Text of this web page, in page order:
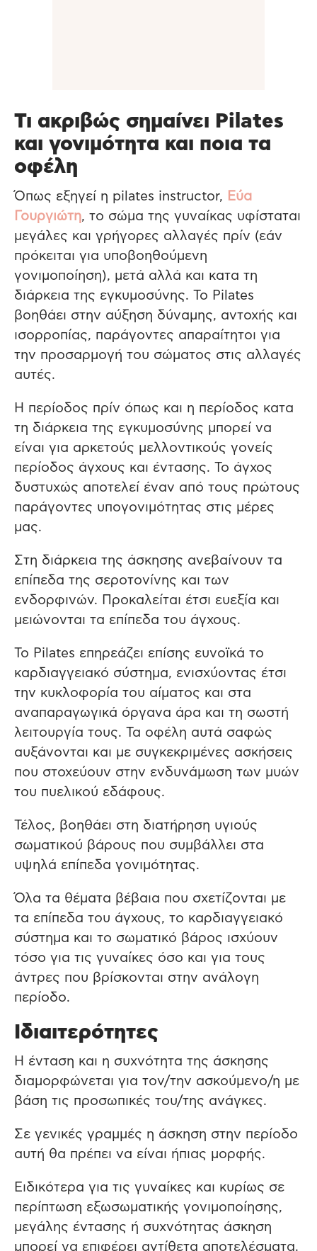
Τι ακριβώς σημαίνει Pilates
και γονιμότητα και ποια τα
οφέλη
Όπως εξηγεί η pilates instructor, Εύα
Γουργιώτη, το σώμα της γυναίκας υφίσταται
μεγάλες και γρήγορες αλλαγές πρίν (εάν
πρόκειται για υποβοηθούμενη
γονιμοποίηση), μετά αλλά και κατα τη
διάρκεια της εγκυμοσύνης. Το Pilates
βοηθάει στην αύξηση δύναμης, αντοχής και
ισορροπίας, παράγοντες απαραίτητοι για
την προσαρμογή του σώματος στις αλλαγές
αυτές.
Η περίοδος πρίν όπως και η περίοδος κατα
τη διάρκεια της εγκυμοσύνης μπορεί να
είναι για αρκετούς μελλοντικούς γονείς
περίοδος άγχους και έντασης. Το άγχος
δυστυχώς αποτελεί έναν από τους πρώτους
παράγοντες υπογονιμότητας στις μέρες
μας.
Στη διάρκεια της άσκησης ανεβαίνουν τα
επίπεδα της σεροτονίνης και των
ενδορφινών. Προκαλείται έτσι ευεξία και
μειώνονται τα επίπεδα του άγχους.
Το Pilates επηρεάζει επίσης ευνοϊκά το
καρδιαγγειακό σύστημα, ενισχύοντας έτσι
την κυκλοφορία του αίματος και στα
αναπαραγωγικά όργανα άρα και τη σωστή
λειτουργία τους. Τα οφέλη αυτά σαφώς
αυξάνονται και με συγκεκριμένες ασκήσεις
που στοχεύουν στην ενδυνάμωση των μυών
του πυελικού εδάφους.
Τέλος, βοηθάει στη διατήρηση υγιούς
σωματικού βάρους που συμβάλλει στα
υψηλά επίπεδα γονιμότητας.
Όλα τα θέματα βέβαια που σχετίζονται με
τα επίπεδα του άγχους, το καρδιαγγειακό
σύστημα και το σωματικό βάρος ισχύουν
τόσο για τις γυναίκες όσο και για τους
άντρες που βρίσκονται στην ανάλογη
περίοδο.
Ιδιαιτερότητες
Η ένταση και η συχνότητα της άσκησης
διαμορφώνεται για τον/την ασκούμενο/η με
βάση τις προσωπικές του/της ανάγκες.
Σε γενικές γραμμές η άσκηση στην περίοδο
αυτή θα πρέπει να είναι ήπιας μορφής.
Ειδικότερα για τις γυναίκες και κυρίως σε
περίπτωση εξωσωματικής γονιμοποίησης,
μεγάλης έντασης ή συχνότητας άσκηση
μπορεί να επιφέρει αντίθετα αποτελέσματα.